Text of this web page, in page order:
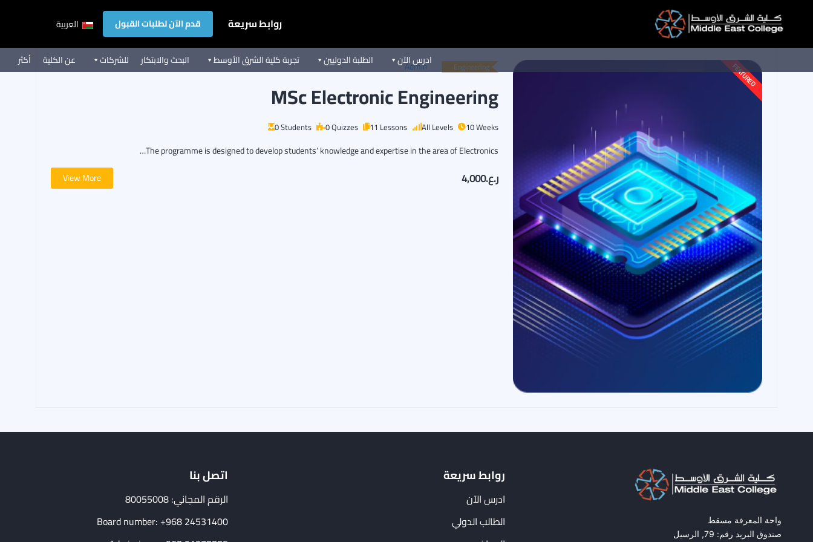
روابط سريعة قدم الآن لطلبات القبول العربية
ادرس الآن الطلبة الدوليين تجربة كلية الشرق الأوسط البحث والابتكار للشركات عن الكلية أكثر
الدراسات العُليا
Engineering
Admin
MSc Electronic Engineering
10 Weeks
All Levels
11 Lessons
0 Quizzes
0 Students
The programme is designed to develop students’ knowledge and expertise in the area of Electronics…
ر.ع.4,000 View More
واحة المعرفة مسقط
صندوق البريد رقم: 79, الرسيل
روابط سريعة
ادرس الآن
الطالب الدولي
اتصل بنا
الرقم المجاني: 80055008
Board number: +968 24531400